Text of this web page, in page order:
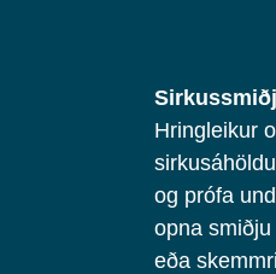
Hringleikur
og prófa
opna
eða